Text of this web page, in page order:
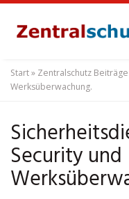
content
Start» Zentralschutz Beiträge
Werksüberwachung.
Security und